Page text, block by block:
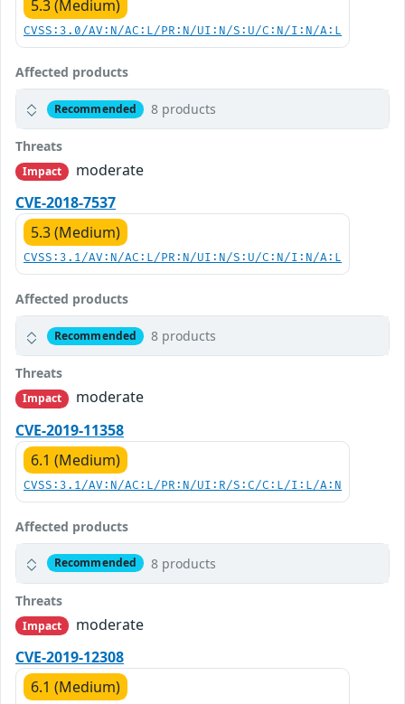
5.3 (Medium)
CVSS:3.0/AV:N/AC:L/PR:N/UI:N/S:U/C:N/I:N/A:L
Affected products
Recommended 8 products
Threats
Impact
moderate
CVE-2018-7537
5.3 (Medium)
CVSS:3.1/AV:N/AC:L/PR:N/UI:N/S:U/C:N/I:N/A:L
Affected products
Recommended 8 products
Threats
Impact
moderate
CVE-2019-11358
6.1 (Medium)
CVSS:3.1/AV:N/AC:L/PR:N/UI:R/S:C/C:L/I:L/A:N
Affected products
Recommended 8 products
Threats
Impact
moderate
CVE-2019-12308
6.1 (Medium)